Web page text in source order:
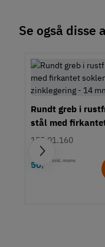
Metalfarvet
Montering
Type
Bøjlegreb
Klassisk
Se også
Rundt greb i
stål med
sokler i
14 mm
155.01.160
50, Inkl. moms